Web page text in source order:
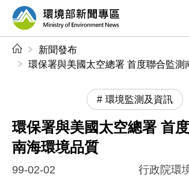
前往中央內容區塊
環境部新聞專區
新聞發布
環保署與美國太空總署 首度聯合監測
環境監測及資訊
環保署與美國太空總署 首
南海環境品質
99-02-02 行政院環